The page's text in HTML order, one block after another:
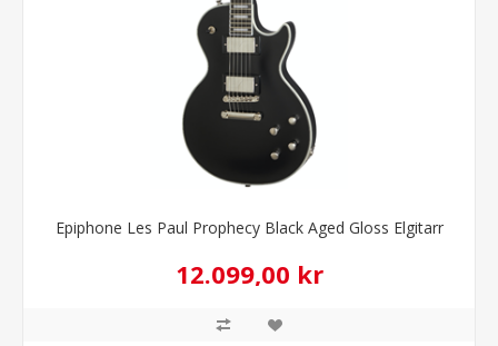
Epiphone Les Paul Prophecy Black Aged Gloss Elgitarr
12.099,00 kr